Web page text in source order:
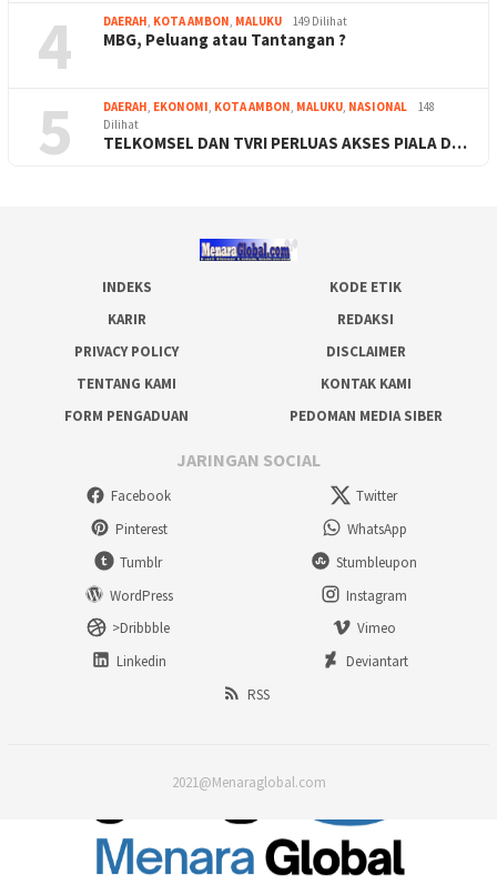
4 DAERAH, KOTA AMBON, MALUKU 149 Dilihat
MBG, Peluang atau Tantangan ?
5 DAERAH, EKONOMI, KOTA AMBON, MALUKU, NASIONAL
148
Dilihat
TELKOMSEL DAN TVRI PERLUAS AKSES PIALA D…
INDEKS
KODE ETIK
KARIR
REDAKSI
PRIVACY POLICY
DISCLAIMER
TENTANG KAMI
KONTAK KAMI
FORM PENGADUAN
PEDOMAN MEDIA SIBER
JARINGAN SOCIAL
Facebook
Twitter
Pinterest
WhatsApp
Tumblr
Stumbleupon
WordPress
Instagram
>Dribbble
Vimeo
Linkedin
Deviantart
RSS
2021@Menaraglobal.com